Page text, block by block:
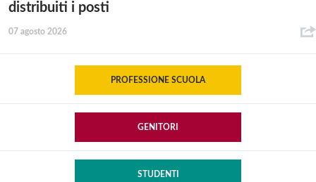
distribuiti i posti
07 agosto 2026
PROFESSIONE SCUOLA
GENITORI
STUDENTI